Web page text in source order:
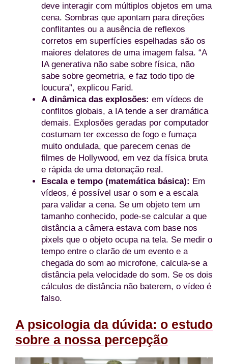
deve interagir com múltiplos objetos em uma
cena. Sombras que apontam para direções
conflitantes ou a ausência de reflexos
corretos em superfícies espelhadas são os
maiores delatores de uma imagem falsa. “A
IA generativa não sabe sobre física, não
sabe sobre geometria, e faz todo tipo de
loucura”, explicou Farid.
A dinâmica das explosões: em vídeos de
conflitos globais, a IA tende a ser dramática
demais. Explosões geradas por computador
costumam ter excesso de fogo e fumaça
muito ondulada, que parecem cenas de
filmes de Hollywood, em vez da física bruta
e rápida de uma detonação real.
Escala e tempo (matemática básica): Em
vídeos, é possível usar o som e a escala
para validar a cena. Se um objeto tem um
tamanho conhecido, pode-se calcular a que
distância a câmera estava com base nos
pixels que o objeto ocupa na tela. Se medir o
tempo entre o clarão de um evento e a
chegada do som ao microfone, calcula-se a
distância pela velocidade do som. Se os dois
cálculos de distância não baterem, o vídeo é
falso.
A psicologia da dúvida: o estudo
sobre a nossa percepção